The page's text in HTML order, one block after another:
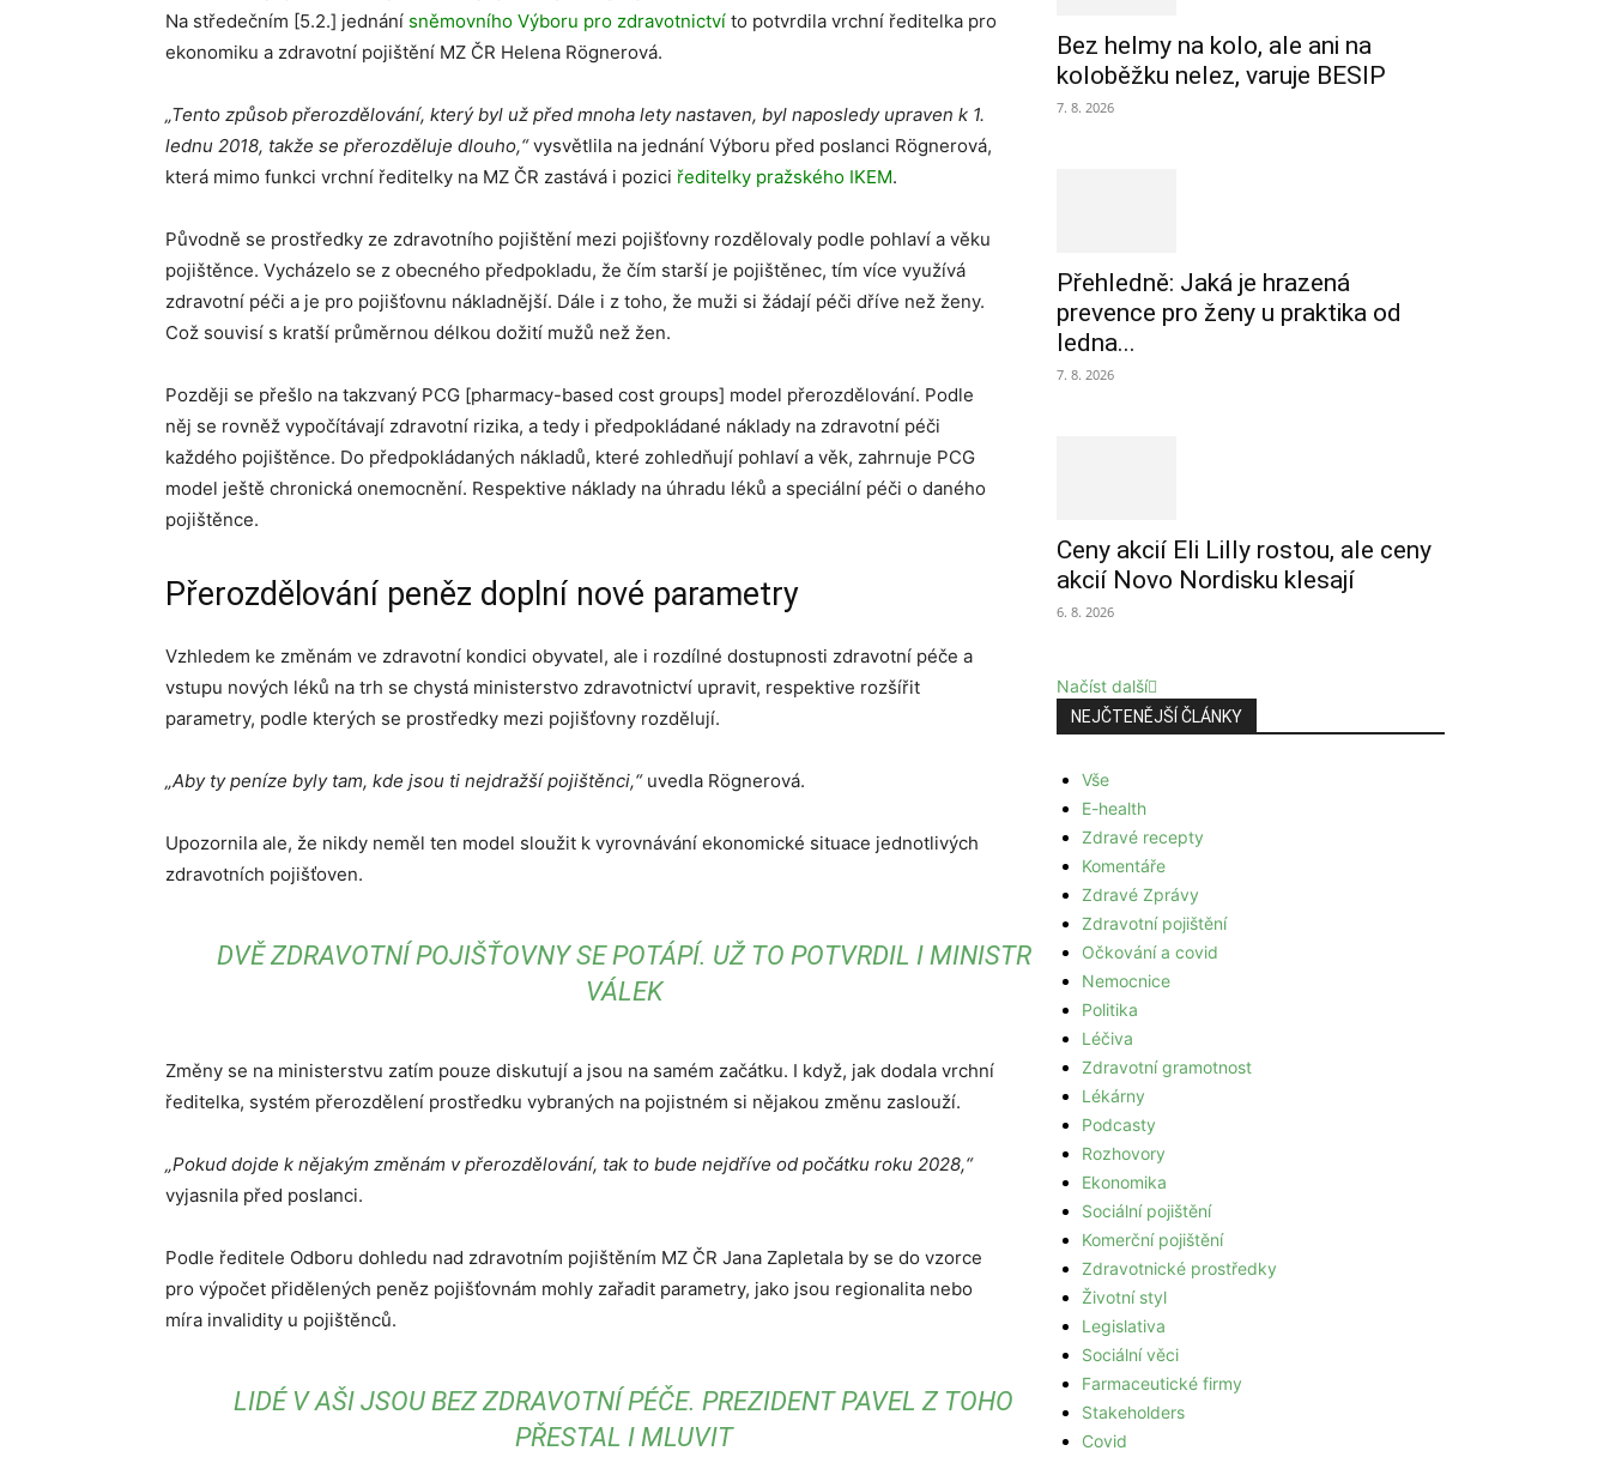
Na středečním [5.2.] jednání sněmovního Výboru pro zdravotnictví to potvrdila vrchní ředitelka pro
ekonomiku a zdravotní pojištění MZ ČR Helena Rögnerová.
„Tento způsob přerozdělování, který byl už před mnoha lety nastaven, byl naposledy upraven k 1.
lednu 2018, takže se přerozděluje dlouho,“vysvětlila na jednání Výboru před poslanci Rögnerová,
která mimo funkci vrchní ředitelky na MZ ČR zastává i pozici ředitelky pražského IKEM.
Původně se prostředky ze zdravotního pojištění mezi pojišťovny rozdělovaly podle pohlaví a věku
pojištěnce. Vycházelo se z obecného předpokladu, že čím starší je pojištěnec, tím více využívá
zdravotní péči a je pro pojišťovnu nákladnější. Dále i z toho, že muži si žádají péči dříve než ženy.
Což souvisí s kratší průměrnou délkou dožití mužů než žen.
Později se přešlo na takzvaný PCG [pharmacy-based cost groups] model přerozdělování. Podle
něj se rovněž vypočítávají zdravotní rizika, a tedy i předpokládané náklady na zdravotní péči
každého pojištěnce. Do předpokládaných nákladů, které zohledňují pohlaví a věk, zahrnuje PCG
model ještě chronická onemocnění. Respektive náklady na úhradu léků a speciální péči o daného
pojištěnce.
Přerozdělování peněz doplní nové parametry
Vzhledem ke změnám ve zdravotní kondici obyvatel, ale i rozdílné dostupnosti zdravotní péče a
vstupu nových léků na trh se chystá ministerstvo zdravotnictví upravit, respektive rozšířit
parametry, podle kterých se prostředky mezi pojišťovny rozdělují.
„Aby ty peníze byly tam, kde jsou ti nejdražší pojištěnci,“ uvedla Rögnerová.
Upozornila ale, že nikdy neměl ten model sloužit k vyrovnávání ekonomické situace jednotlivých
zdravotních pojišťoven.
DVĚ ZDRAVOTNÍ POJIŠŤOVNY SE POTÁPÍ. UŽ TO POTVRDIL I MINISTR
VÁLEK
Změny se na ministerstvu zatím pouze diskutují a jsou na samém začátku. I když, jak dodala vrchní
ředitelka, systém přerozdělení prostředku vybraných na pojistném si nějakou změnu zaslouží.
„Pokud dojde k nějakým změnám v přerozdělování, tak to bude nejdříve od počátku roku 2028,“
vyjasnila před poslanci.
Podle ředitele Odboru dohledu nad zdravotním pojištěním MZ ČR Jana Zapletala by se do vzorce
pro výpočet přidělených peněz pojišťovnám mohly zařadit parametry, jako jsou regionalita nebo
míra invalidity u pojištěnců.
LIDÉ V AŠI JSOU BEZ ZDRAVOTNÍ PÉČE. PREZIDENT PAVEL Z TOHO
PŘESTAL I MLUVIT
Bez helmy na kolo, ale ani na
koloběžku nelez, varuje BESIP
7. 8. 2026
Přehledně: Jaká je hrazená
prevence pro ženy u praktika od
ledna...
7. 8. 2026
Ceny akcií Eli Lilly rostou, ale ceny
akcií Novo Nordisku klesají
6. 8. 2026
Načíst další
NEJČTENĚJŠÍ ČLÁNKY
Vše
E-health
Zdravé recepty
Komentáře
Zdravé Zprávy
Zdravotní pojištění
Očkování a covid
Nemocnice
Politika
Léčiva
Zdravotní gramotnost
Lékárny
Podcasty
Rozhovory
Ekonomika
Sociální pojištění
Komerční pojištění
Zdravotnické prostředky
Životní styl
Legislativa
Sociální věci
Farmaceutické firmy
Stakeholders
Covid